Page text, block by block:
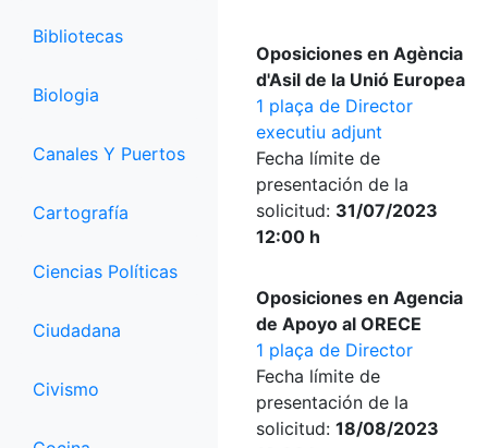
Bibliotecas
Biologia
Canales Y Puertos
Cartografía
Ciencias Políticas
Ciudadana
Civismo
Oposiciones en Agència
d'Asil de la Unió Europea
1 plaça de Director
executiu adjunt
Fecha límite de
presentación de la
solicitud: 31/07/2023
12:00 h
Oposiciones en Agencia
de Apoyo al ORECE
1 plaça de Director
Fecha límite de
presentación de la
solicitud: 18/08/2023